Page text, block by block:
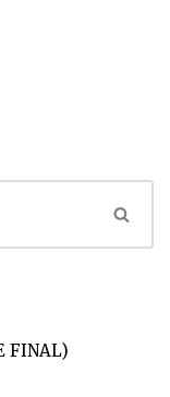
FINAL)